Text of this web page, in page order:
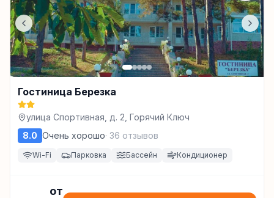
Гостиница Березка
улица Спортивная, д. 2, Горячий Ключ
8.0 Очень хорошо· 36 отзывов
Wi-Fi Парковка Бассейн Кондиционер
от